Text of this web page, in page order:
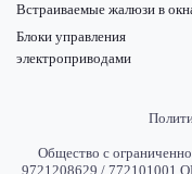
Встраиваемые жалюзи в
Блоки управления
электроприводами
Общество с
9721208629 / 772101001